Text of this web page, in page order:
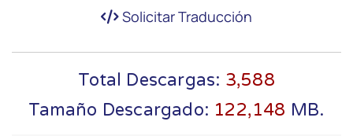
Solicitar Traducción
Total Descargas: 3,588
Tamaño Descargado: 122,148 MB.